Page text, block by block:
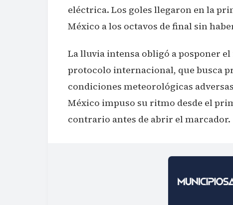
eléctrica. Los goles llegaron en la
México a los octavos de final sin
La lluvia intensa obligó a posponer
protocolo internacional, que busca
condiciones meteorológicas
México impuso su ritmo desde el
contrario antes de abrir el marcador.